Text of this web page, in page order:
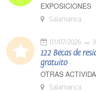
EXPOSICIONES
Salamanca
01/07/2026
122 Becas de
gratuito
OTRAS
Salamanca